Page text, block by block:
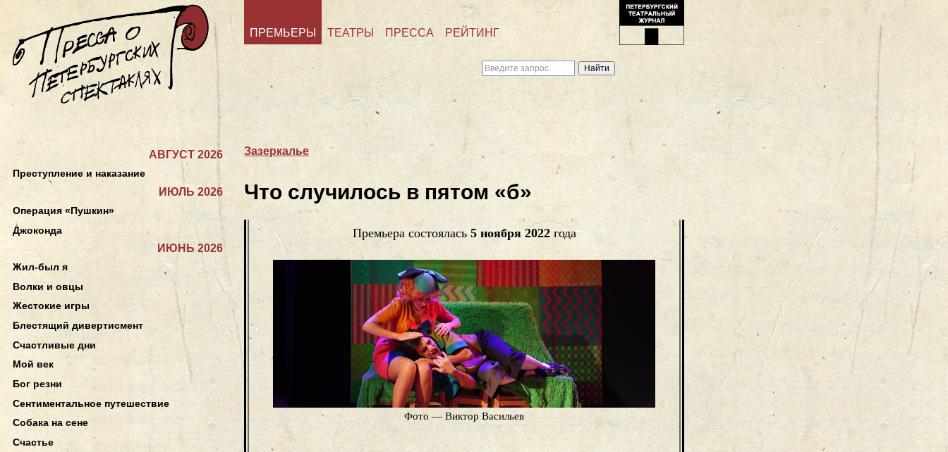
ПРЕМЬЕРЫ ТЕАТРЫ ПРЕССА РЕЙТИНГ
Зазеркалье
Что случилось в пятом «б»
Премьера состоялась5 ноября 2022года
Фото — Виктор Васильев
АВГУСТ 2026
Преступление и наказание
ИЮЛЬ 2026
Операция «Пушкин»
Джоконда
ИЮНЬ 2026
Жил-был я
Волки и овцы
Жестокие игры
Блестящий дивертисмент
Счастливые дни
Мой век
Бог резни
Сентиментальное путешествие
Собака на сене
Счастье